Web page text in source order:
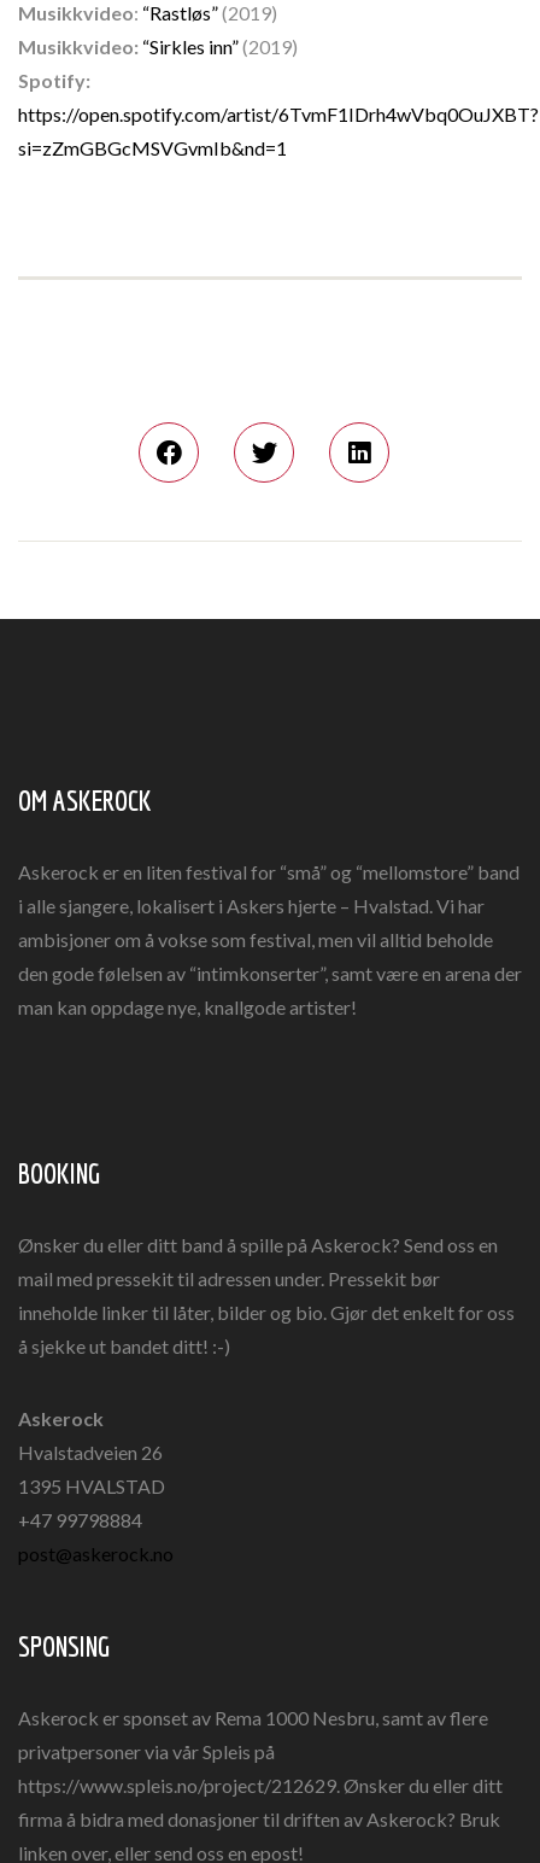
Musikkvideo: “Rastløs”(2019)
Musikkvideo: “Sirkles inn”(2019)
Spotify:
https://open.spotify.com/artist/6TvmF1IDrh4wVbq0OuJXBT?
si=zZmGBGcMSVGvmIb&nd=1
OM ASKEROCK
Askerock er en liten festival for “små” og “mellomstore” band
i alle sjangere, lokalisert i Askers hjerte – Hvalstad. Vi har
ambisjoner om å vokse som festival, men vil alltid beholde
den gode følelsen av “intimkonserter”, samt være en arena der
man kan oppdage nye, knallgode artister!
BOOKING
Ønsker du eller ditt band å spille på Askerock? Send oss en
mail med pressekit til adressen under. Pressekit bør
inneholde linker til låter, bilder og bio. Gjør det enkelt for oss
å sjekke ut bandet ditt! :-)
Askerock
Hvalstadveien 26
1395 HVALSTAD
+47 99798884
post@askerock.no
SPONSING
Askerock er sponset av Rema 1000 Nesbru, samt av flere
privatpersoner via vår Spleis på
https://www.spleis.no/project/212629. Ønsker du eller ditt
firma å bidra med donasjoner til driften av Askerock? Bruk
linken over, eller send oss en epost!